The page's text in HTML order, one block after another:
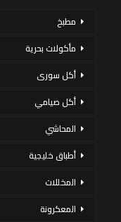
مطبخ
مأكولات بحرية
أكل سورى
أكل صيامي
المحاشي
أطباق خليجية
المخللات
المعكرونة